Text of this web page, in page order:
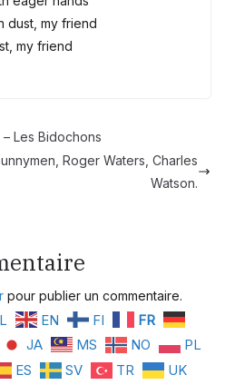
dust, my friend
my friend
Les Bidochons
Roger Waters, Charles
Watson.
pour publier un commentaire.
EN FI
FR
JA MS NO
PL
ES SV TR UK